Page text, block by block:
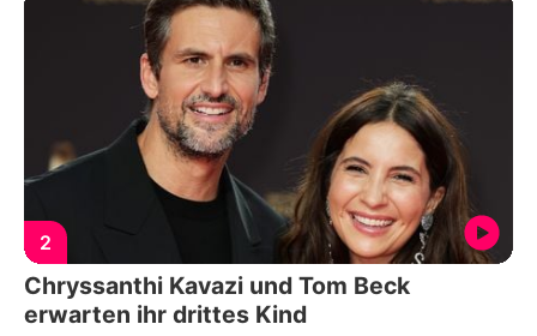
2
Chryssanthi Kavazi und Tom Beck
erwarten ihr drittes Kind